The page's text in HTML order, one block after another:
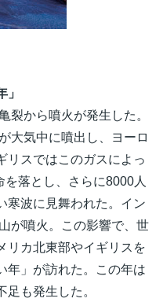
」
裂から噴火が発生した。
大気中に噴出し、ヨーロ
リスではこのガスによっ
落とし、さらに8000人
寒波に見舞われた。イン
が噴火。この影響で、世
リカ北東部やイギリスを
年」が訪れた。この年は
も発生した。